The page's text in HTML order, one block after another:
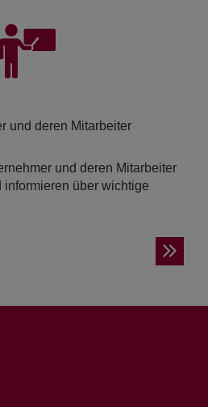
und deren Mitarbeiter
und deren Mitarbeiter
über wichtige